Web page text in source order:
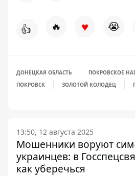
👍 🔥 ♥ 😭
ДОНЕЦКАЯ ОБЛАСТЬ
ПОКРОВСКОЕ
ПОКРОВСК
ЗОЛОТОЙ КОЛОДЕЦ
13:50, 12 августа 2025
Мошенники воруют
украинцев: в
как уберечься